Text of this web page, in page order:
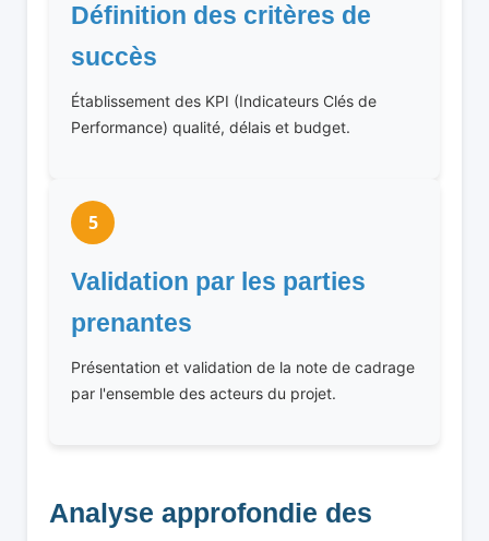
Définition des critères de
succès
Établissement des KPI (Indicateurs Clés de
Performance) qualité, délais et budget.
5
Validation par les parties
prenantes
Présentation et validation de la note de cadrage
par l'ensemble des acteurs du projet.
Analyse approfondie des